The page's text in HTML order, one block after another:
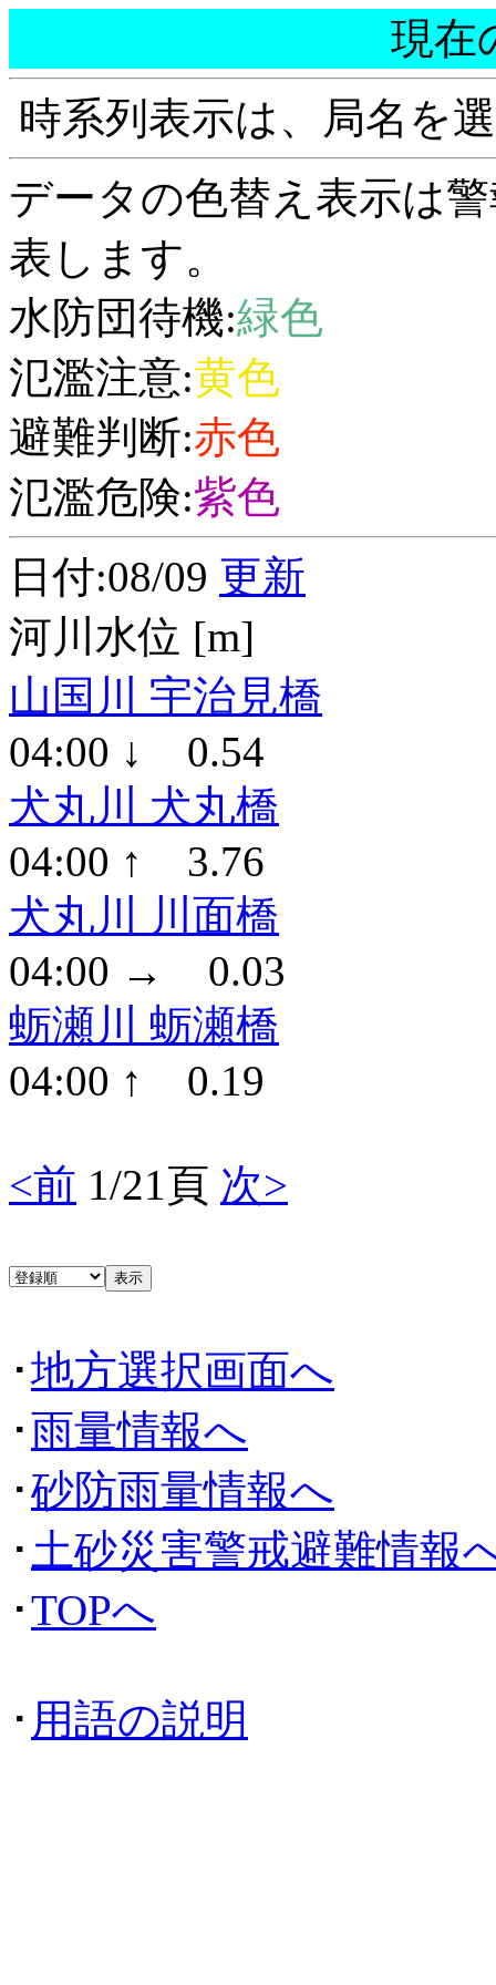
現在
時系列表示は、局名を
データの色替え表示は
表します。
水防団待機:緑色
氾濫注意:黄色
避難判断:赤色
氾濫危険:紫色
日付:08/09 更新
河川水位 [m]
山国川 宇治見橋
04:00 ↓ 0.54
犬丸川 犬丸橋
04:00 ↑ 3.76
犬丸川 川面橋
04:00 → 0.03
蛎瀬川 蛎瀬橋
04:00 ↑ 0.19
<前 1/21頁 次>
･地方選択画面へ
･雨量情報へ
･砂防雨量情報へ
･ 土砂災害警戒避難情報
･TOPへ
･ 用語の説明